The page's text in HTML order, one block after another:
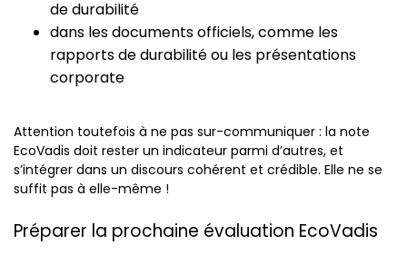
de durabilité
dans les documents officiels, comme les
rapports de durabilité ou les présentations
corporate
Attention toutefois à ne pas sur-communiquer : la note
EcoVadis doit rester un indicateur parmi d’autres, et
s’intégrer dans un discours cohérent et crédible. Elle ne se
suffit pas à elle-même !
Préparer la prochaine évaluation EcoVadis